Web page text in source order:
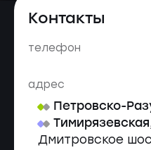
Контакты
телефон
адрес
Петровско-
Тимирязевская
Дмитровское